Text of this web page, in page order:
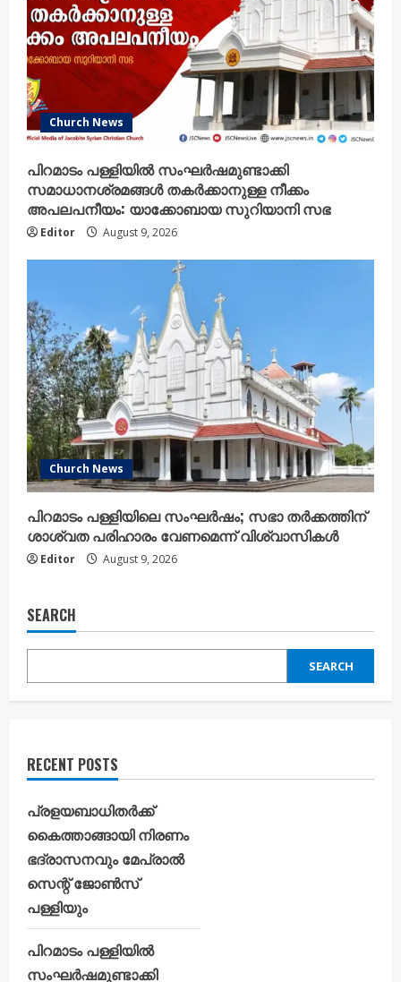
Church News
പിറമാടം പള്ളിയിൽ സംഘർഷമുണ്ടാക്കി
സമാധാനശ്രമങ്ങൾ തകർക്കാനുള്ള നീക്കം
അപലപനീയം: യാക്കോബായ സുറിയാനി സഭ
Editor August 9, 2026
Church News
പിറമാടം പള്ളിയിലെ സംഘർഷം; സഭാ തർക്കത്തിന്
ശാശ്വത പരിഹാരം വേണമെന്ന് വിശ്വാസികൾ
Editor August 9, 2026
SEARCH
SEARCH
RECENT POSTS
പ്രളയബാധിതർക്ക്
കൈത്താങ്ങായി നിരണം
ഭദ്രാസനവും മേപ്രാൽ
സെന്റ് ജോൺസ്
പള്ളിയും
പിറമാടം പള്ളിയിൽ
സംഘർഷമുണ്ടാക്കി